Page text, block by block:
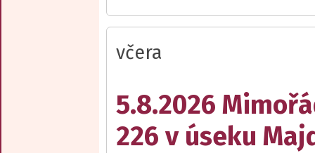
včera
5.8.2026
226 v úseku